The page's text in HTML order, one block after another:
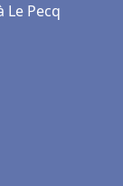
Pecq